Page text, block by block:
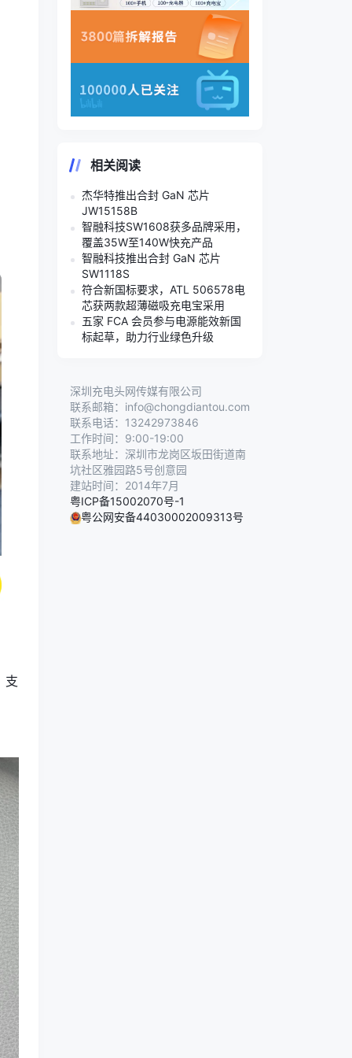
支
相关阅读
杰华特推出合封 GaN 芯片
JW15158B
智融科技SW1608获多品牌采用，
覆盖35W至140W快充产品
智融科技推出合封 GaN 芯片
SW1118S
符合新国标要求，ATL 506578电
芯获两款超薄磁吸充电宝采用
五家 FCA 会员参与电源能效新国
标起草，助力行业绿色升级
深圳充电头网传媒有限公司
联系邮箱：info@chongdiantou.com
联系电话：13242973846
工作时间：9:00-19:00
联系地址：深圳市龙岗区坂田街道南
坑社区雅园路5号创意园
建站时间：2014年7月
粤ICP备15002070号-1
粤公网安备44030002009313号